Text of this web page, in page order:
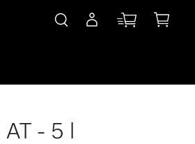
- 5 l